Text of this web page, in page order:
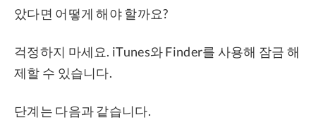
았다면 어떻게 해야 할까요?
걱정하지 마세요. iTunes와 Finder를 사용해 잠금 해
제할 수 있습니다.
단계는 다음과 같습니다.